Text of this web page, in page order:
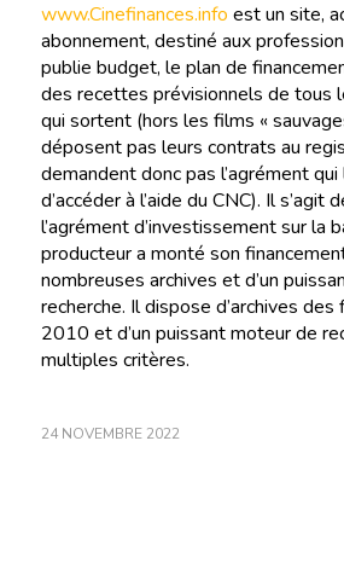
www.Cinefinances.info est un site,
abonnement, destiné aux
publie budget, le plan de
des recettes prévisionnels de tous
qui sortent (hors les films «
déposent pas leurs contrats au
demandent donc pas l’agrément
d’accéder à l’aide du CNC). Il s’agit
l’agrément d’investissement sur la
producteur a monté son
nombreuses archives et d’un
recherche. Il dispose d’archives
2010 et d’un puissant moteur de
multiples critères.
24 NOVEMBRE 2022